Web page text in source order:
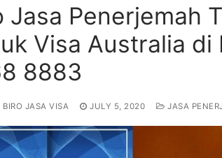
Jasa Penerjemah
Visa Australia
8883
JASA VISA JULY 5, 2020 JASA